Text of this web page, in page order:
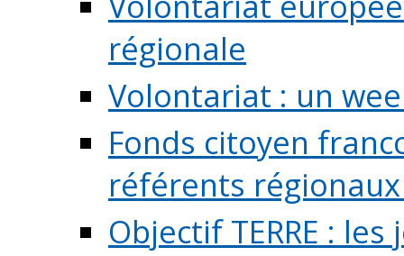
régionale
Volontariat : un
Fonds citoyen
référents régionaux
Objectif TERRE :